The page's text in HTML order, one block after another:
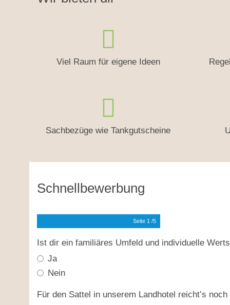
Viel Raum für eigene Ideen
Sachbezüge wie Tankgutscheine
Schnellbewerbung
Seite 1 /5
Ist dir ein familiäres Umfeld und individuelle
Ja
Nein
Für den Sattel in unserem Landhotel reicht’s